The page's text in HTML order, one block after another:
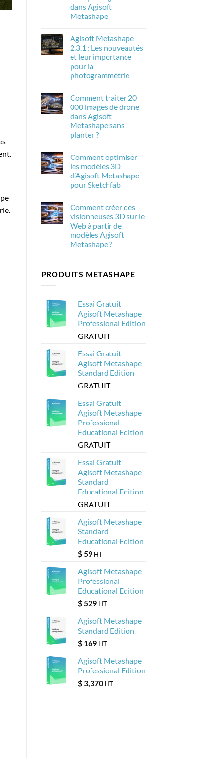
dans Agisoft
Metashape
sur
Comment
la
mise
l’échelle
de
les
textures
de
la
photogrammétrie
dans
Agisoft
Metashape
Agisoft Metashape
2.3.1 : Les nouveautés
et leur importance
pour la
photogrammétrie
sur
Agisoft
Metashape
2.3.1
Les
nouveautés
importance
pour
la
photogrammétrie
Comment traiter 20
000 images de drone
dans Agisoft
Metashape sans
planter ?
sur
Comment
traiter
20
images
dans
Agisoft
Metashape
sans
planter
?
Comment optimiser
les modèles 3D
d’Agisoft Metashape
pour Sketchfab
sur
Comment
optimiser
les
modèles
3D
d’Agisoft
Comment créer des
visionneuses 3D sur le
Web à partir de
modèles Agisoft
Metashape ?
Comment
créer
Web
Metashape
PRODUITS METASHAPE
Essai Gratuit
Agisoft Metashape
Professional Edition
GRATUIT
Essai Gratuit
Agisoft Metashape
Standard Edition
GRATUIT
Essai Gratuit
Agisoft Metashape
Professional
Educational Edition
GRATUIT
Essai Gratuit
Agisoft Metashape
Standard
Educational Edition
GRATUIT
Agisoft Metashape
Standard
Educational Edition
$59 HT
Agisoft Metashape
Professional
Educational Edition
$529 HT
Agisoft Metashape
Standard Edition
$169 HT
Agisoft Metashape
Professional Edition
$3,370 HT